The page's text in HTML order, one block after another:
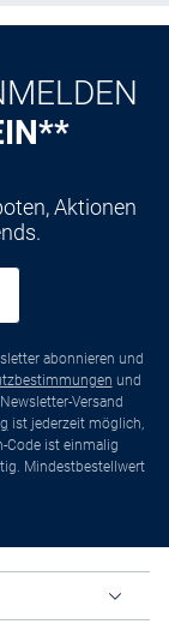
Aktionen
abonnieren und
und
Versand
ist jederzeit möglich,
Code ist einmalig
Mindestbestellwert